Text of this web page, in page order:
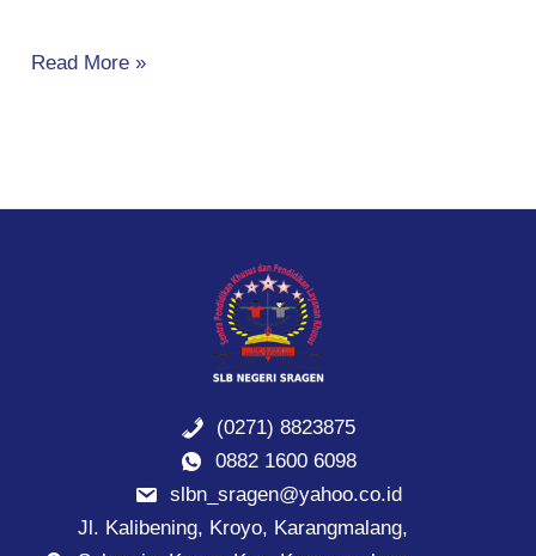
Read More »
(0271) 8823875
0882 1600 6098
slbn_sragen@yahoo.co.id
Jl. Kalibening, Kroyo, Karangmalang,